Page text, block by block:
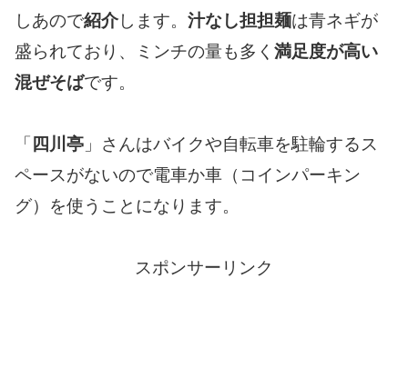
しあので紹介します。 汁なし担担麺は青ネギが
盛られており、ミンチの量も多く 満足度が高い
混ぜそばです。
「 四川亭 」さんはバイクや自転車を駐輪するス
ペースがないので電車か車（コインパーキン
グ）を使うことになります。
スポンサーリンク